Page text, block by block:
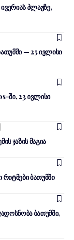
პლაჟზე,
— 25 ივლისი
ში, 23 ივლისი
ჯაზის მაგია
ბათუმში
ბათუმში,